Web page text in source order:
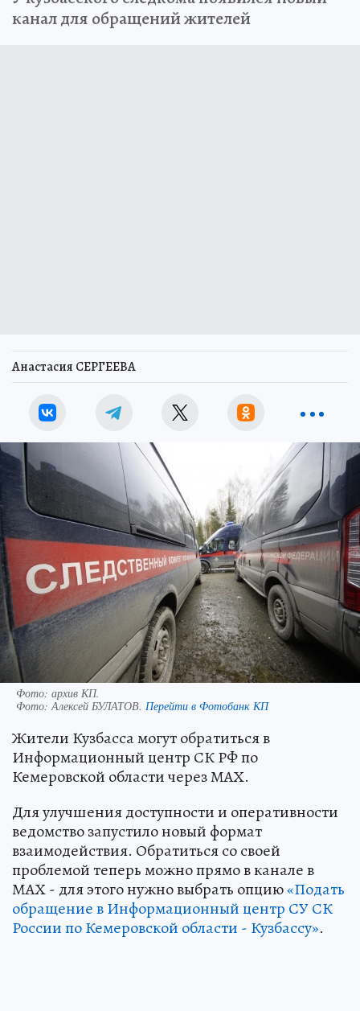
канал для обращений жителей
Анастасия СЕРГЕЕВА
Фото: архив КП.
Фото:Алексей БУЛАТОВ. Перейти в Фотобанк КП
Жители Кузбасса могут обратиться в
Информационный центр СК РФ по
Кемеровской области через МАХ.
Для улучшения доступности и оперативности
ведомство запустило новый формат
взаимодействия. Обратиться со своей
проблемой теперь можно прямо в канале в
МАХ - для этого нужно выбрать опцию«Подать
обращение в Информационный центр СУ СК
России по Кемеровской области - Кузбассу».